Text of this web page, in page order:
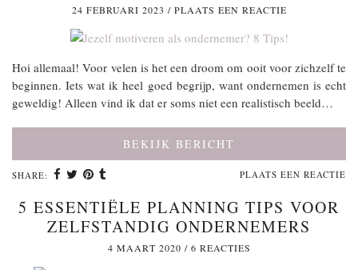
24 FEBRUARI 2023 / PLAATS EEN REACTIE
Hoi allemaal! Voor velen is het een droom om ooit voor zichzelf te
beginnen. Iets wat ik heel goed begrijp, want ondernemen is echt
geweldig! Alleen vind ik dat er soms niet een realistisch beeld…
BEKIJK BERICHT
SHARE: PLAATS EEN REACTIE
5 ESSENTIËLE PLANNING TIPS VOOR
ZELFSTANDIG ONDERNEMERS
4 MAART 2020 / 6 REACTIES